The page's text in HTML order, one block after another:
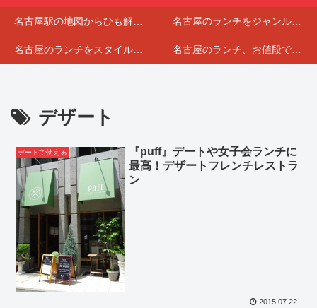
名古屋駅の地図からひも解くランチマップ 名古屋のランチをジャンルで分けてみました
名古屋のランチをスタイルで選んでみました 名古屋のランチ、お値段で分けてみました
デザート
デートで使える
『puff』デートや女子会ランチに
最高！デザートフレンチレストラ
ン
2015.07.22